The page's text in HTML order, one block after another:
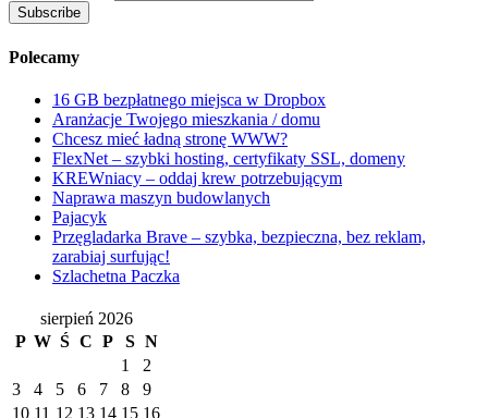
Polecamy
16 GB bezpłatnego miejsca w Dropbox
Aranżacje Twojego mieszkania / domu
Chcesz mieć ładną stronę WWW?
FlexNet – szybki hosting, certyfikaty SSL, domeny
KREWniacy – oddaj krew potrzebującym
Naprawa maszyn budowlanych
Pajacyk
Przęgladarka Brave – szybka, bezpieczna, bez reklam,
zarabiaj surfując!
Szlachetna Paczka
sierpień 2026
P W Ś C P S N
1
2
3
4 5 6 7 8
9
10 11 12 13 14 15 16